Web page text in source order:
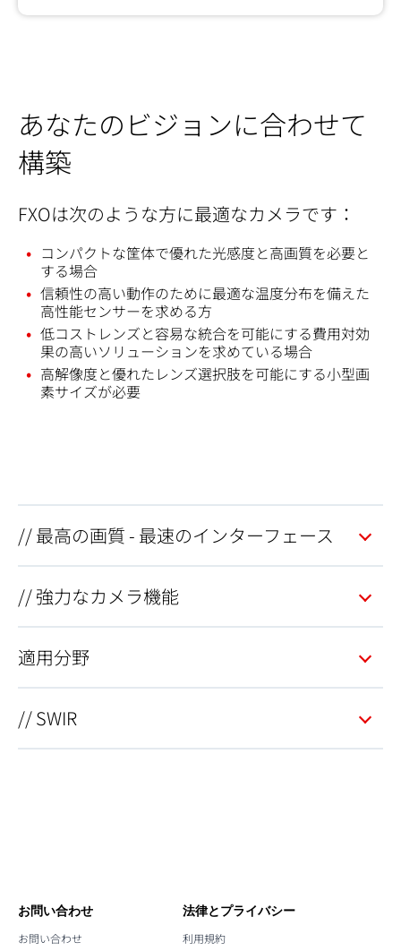
あなたのビジョンに合わせて
構築
FXOは次のような方に最適なカメラです：
コンパクトな筐体で優れた光感度と高画質を必要と
する場合
信頼性の高い動作のために最適な温度分布を備えた
高性能センサーを求める方
低コストレンズと容易な統合を可能にする費用対効
果の高いソリューションを求めている場合
高解像度と優れたレンズ選択肢を可能にする小型画
素サイズが必要
// 最高の画質 - 最速のインターフェース
// 強力なカメラ機能
適用分野
// SWIR
お問い合わせ
お問い合わせ
法律とプライバシー
利用規約